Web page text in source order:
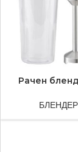
Рачен